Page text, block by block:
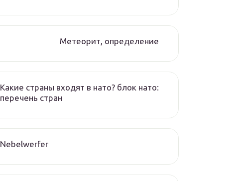
Метеорит, определение
Какие страны входят в нато? блок нато:
перечень стран
Nebelwerfer